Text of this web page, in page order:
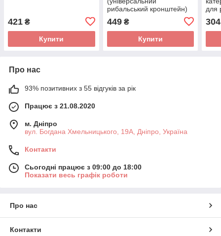
421 ₴
Купити
рибальський кронштейн)
449₴
Купити
для
304
Про нас
93% позитивних з 55 відгуків за рік
Працює з 21.08.2020
м. Дніпро
вул. Богдана Хмельницького, 19А, Дніпро, Україна
Контакти
Сьогодні працює з 09:00 до 18:00
Показати весь графік роботи
Про нас
Контакти